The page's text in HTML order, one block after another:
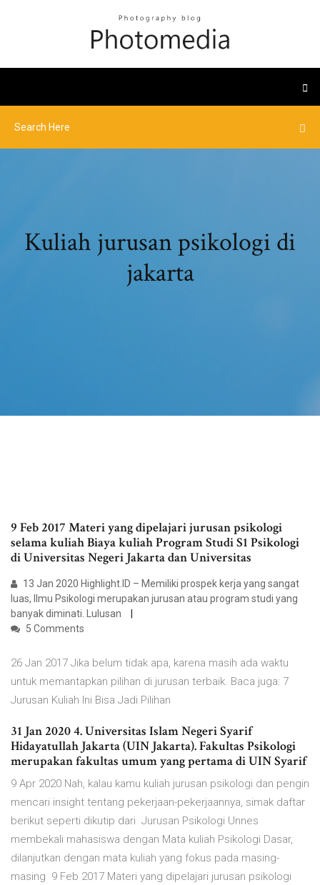
Kuliah jurusan psikologi di
jakarta
9 Feb 2017 Materi yang dipelajari jurusan psikologi
selama kuliah Biaya kuliah Program Studi S1 Psikologi
di Universitas Negeri Jakarta dan Universitas
13 Jan 2020 Highlight.ID – Memiliki prospek kerja yang sangat
luas, Ilmu Psikologi merupakan jurusan atau program studi yang
banyak diminati. Lulusan
5 Comments
26 Jan 2017 Jika belum tidak apa, karena masih ada waktu
untuk memantapkan pilihan di jurusan terbaik. Baca juga: 7
Jurusan Kuliah Ini Bisa Jadi Pilihan
31 Jan 2020 4. Universitas Islam Negeri Syarif
Hidayatullah Jakarta (UIN Jakarta). Fakultas Psikologi
merupakan fakultas umum yang pertama di UIN Syarif
9 Apr 2020 Nah, kalau kamu kuliah jurusan psikologi dan pengin
mencari insight tentang pekerjaan-pekerjaannya, simak daftar
berikut seperti dikutip dari Jurusan Psikologi Unnes
membekali mahasiswa dengan Mata kuliah Psikologi Dasar,
dilanjutkan dengan mata kuliah yang fokus pada masing-
masing 9 Feb 2017 Materi yang dipelajari jurusan psikologi